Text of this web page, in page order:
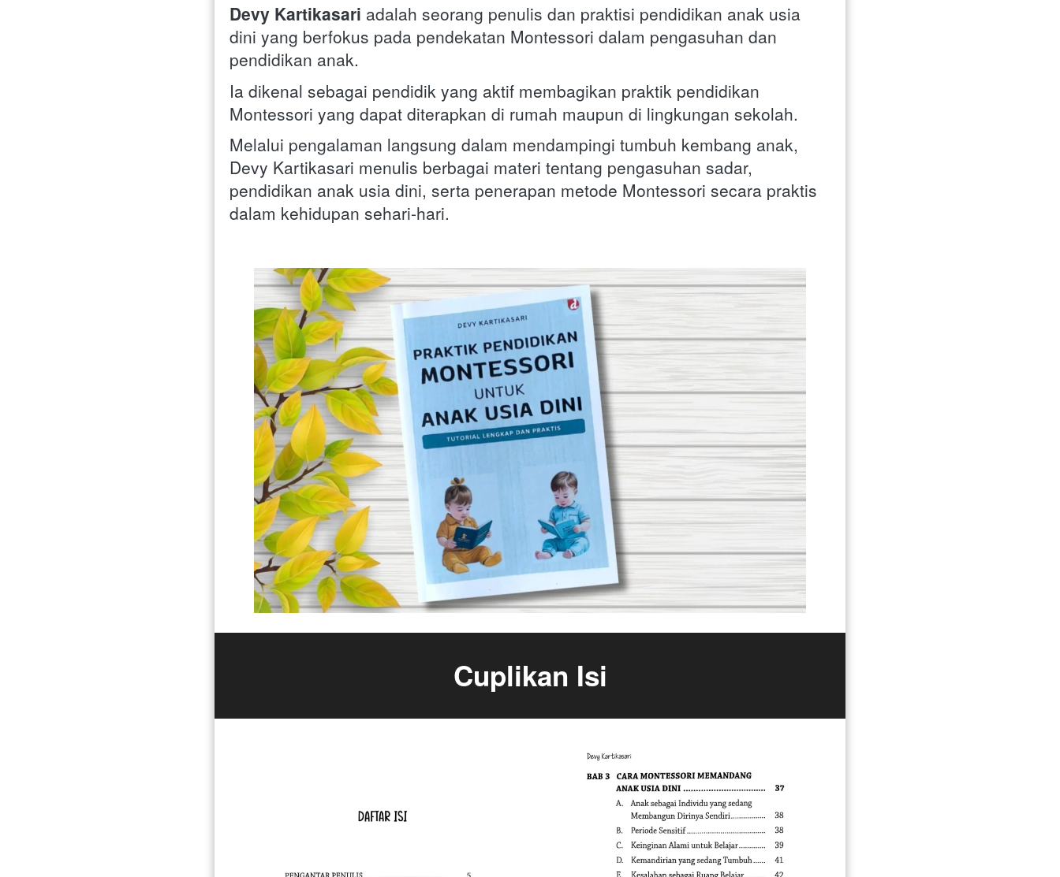
Devy Kartikasari adalah seorang penulis dan praktisi pendidikan anak usia
dini yang berfokus pada pendekatan Montessori dalam pengasuhan dan
pendidikan anak.
Ia dikenal sebagai pendidik yang aktif membagikan praktik pendidikan
Montessori yang dapat diterapkan di rumah maupun di lingkungan sekolah.
Melalui pengalaman langsung dalam mendampingi tumbuh kembang anak,
Devy Kartikasari menulis berbagai materi tentang pengasuhan sadar,
pendidikan anak usia dini, serta penerapan metode Montessori secara praktis
dalam kehidupan sehari-hari.
Cuplikan Isi